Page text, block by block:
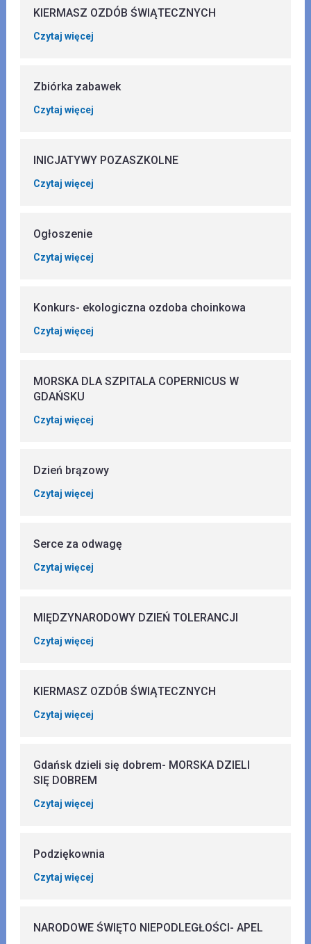
KIERMASZ OZDÓB ŚWIĄTECZNYCH
Czytaj więcej
Zbiórka zabawek
Czytaj więcej
INICJATYWY POZASZKOLNE
Czytaj więcej
Ogłoszenie
Czytaj więcej
Konkurs- ekologiczna ozdoba choinkowa
Czytaj więcej
MORSKA DLA SZPITALA COPERNICUS W
GDAŃSKU
Czytaj więcej
Dzień brązowy
Czytaj więcej
Serce za odwagę
Czytaj więcej
MIĘDZYNARODOWY DZIEŃ TOLERANCJI
Czytaj więcej
KIERMASZ OZDÓB ŚWIĄTECZNYCH
Czytaj więcej
Gdańsk dzieli się dobrem- MORSKA DZIELI
SIĘ DOBREM
Czytaj więcej
Podziękownia
Czytaj więcej
NARODOWE ŚWIĘTO NIEPODLEGŁOŚCI- APEL